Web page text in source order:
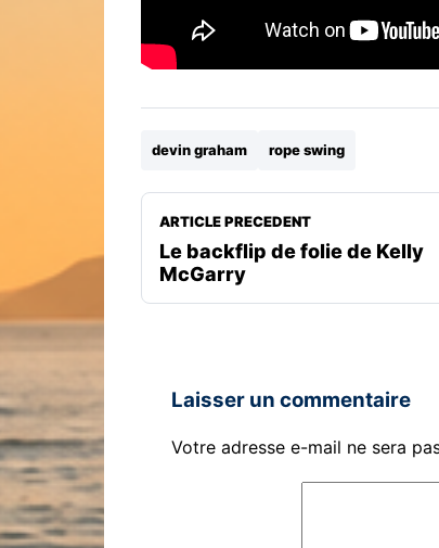
devin graham rope swing
ARTICLE PRECEDENT
Le backflip de folie de Kelly
McGarry
Laisser un commentaire
Votre adresse e-mail ne sera